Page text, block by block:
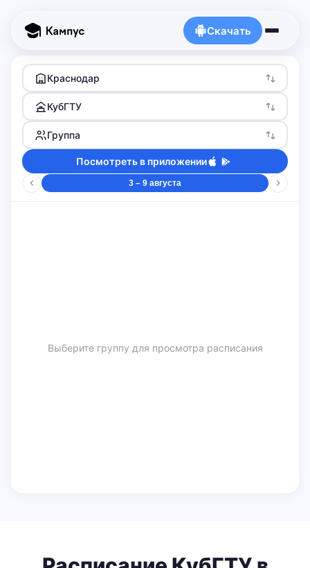
Скачать
Краснодар
КубГТУ
Группа
Посмотреть в приложении
3 – 9 августа
Выберите группу для просмотра расписания